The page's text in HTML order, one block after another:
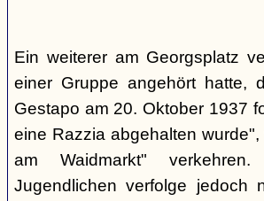
Ein weiterer am Georgsplatz
einer Gruppe angehört hatte,
Gestapo am 20. Oktober 1937
eine Razzia abgehalten
am Waidmarkt"
Jugendlichen verfolge